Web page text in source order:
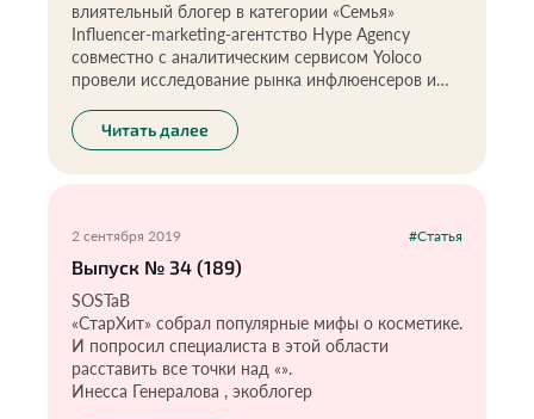
влиятельный блогер в категории «Семья»
Influencer-marketing-агентство Hype Agency
совместно с аналитическим сервисом Yoloсo
провели исследование рынка инфлюенсеров и
категории «Семья и дети».
Читать далее
2 сентября 2019 #Статья
Выпуск № 34 (189)
SOSTaB
«СтарХит» собрал популярные мифы о косметике.
И попросил специалиста в этой области
расставить все точки над «».
Инесса Генералова , экоблогер